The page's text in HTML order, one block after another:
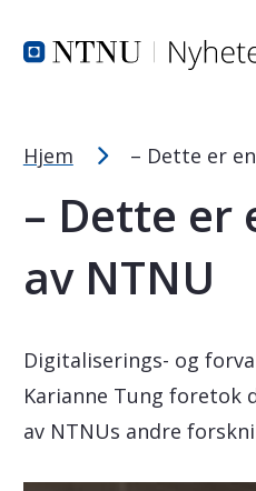
PC: Press ned CTRL og
Hjem – Dette er
– Dette er
av NTNU
Digitaliserings- og
Karianne Tung foretok
av NTNUs andre